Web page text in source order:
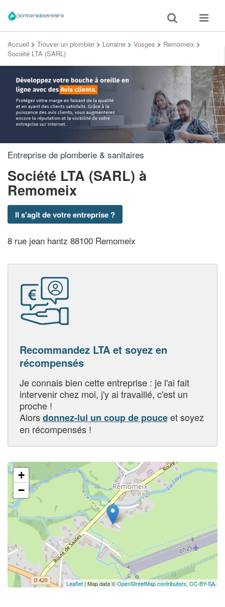
Toggle
search
Toggle
Accueil > Trouver un plombier > Lorraine > Vosges > Remomeix >
Société LTA (SARL)
Entreprise de plomberie & sanitaires
Société LTA (SARL) à
Remomeix
Il s'agit de votre entreprise ?
8 rue jean hantz 88100 Remomeix
Recommandez LTA et soyez en
récompensés
Je connais bien cette entreprise : je l'ai fait
intervenir chez moi, j'y ai travaillé, c'est un
proche !
Alorsdonnez-lui un coup de pouceet soyez
en récompensés !
+
−
Leaflet | Map data ©OpenStreetMap contributors, CC-BY-SA